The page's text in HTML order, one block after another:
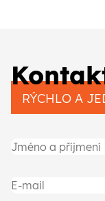
RÝCHLO A